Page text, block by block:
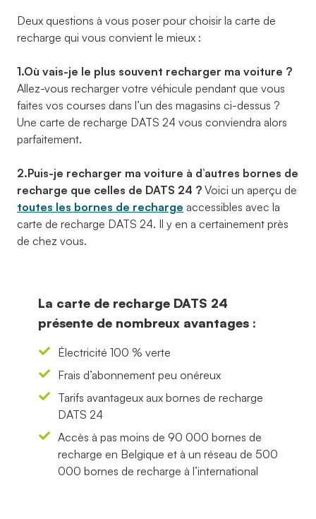
Deux questions à vous poser pour choisir la carte de
recharge qui vous convient le mieux :
1.Où vais-je le plus souvent recharger ma voiture ?
Allez-vous recharger votre véhicule pendant que vous
faites vos courses dans l’un des magasins ci-dessus ?
Une carte de recharge DATS 24 vous conviendra alors
parfaitement.
2.Puis-je recharger ma voiture à d’autres bornes de
recharge que celles de DATS 24 ? Voici un aperçu de
toutes les bornes de recharge accessibles avec la
carte de recharge DATS 24. Il y en a certainement près
de chez vous.
La carte de recharge DATS 24
présente de nombreux avantages :
Électricité 100 % verte
Frais d’abonnement peu onéreux
Tarifs avantageux aux bornes de recharge
DATS 24
Accès à pas moins de 90 000 bornes de
recharge en Belgique et à un réseau de 500
000 bornes de recharge à l’international